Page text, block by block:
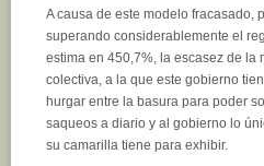
A causa de este modelo fracasado,
superando considerablemente el
estima en 450,7%, la escasez de la
colectiva, a la que este gobierno
hurgar entre la basura para poder
saqueos a diario y al gobierno lo
su camarilla tiene para exhibir.